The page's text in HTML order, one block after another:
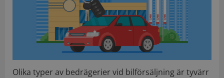
Olika typer av bedrägerier vid bilförsäljning är tyvärr